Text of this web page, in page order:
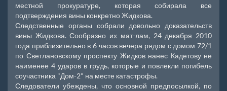
местной прокуратуре, которая собирала все
подтверждения вины конкретно Жидкова.
Следственные органы собрали довольно доказательств
вины Жидкова. Сообразно их мат-лам, 24 декабря 2010
года приблизительно в 6 часов вечера рядом с домом 72/1
по Светлановскому проспекту Жидков нанес Кадетову не
наименее 4 ударов в грудь, которые и повлекли погибель
соучастника "Дом-2" на месте катастрофы.
Следователи убеждены, что основной предпосылкой, по